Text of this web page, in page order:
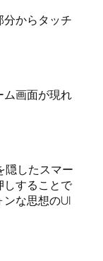
分からタッチ
ム画面が現れ
隠したスマー
しすることで
な思想のUI